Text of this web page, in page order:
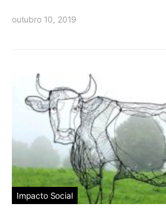
outubro 10, 2019
Impacto Social